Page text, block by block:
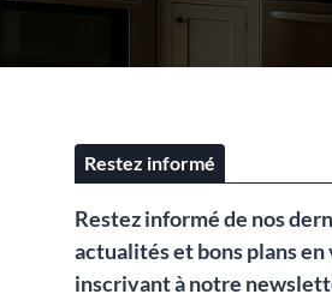
Restez informé
Restez informé de nos
actualités et bons plans en
inscrivant à notre